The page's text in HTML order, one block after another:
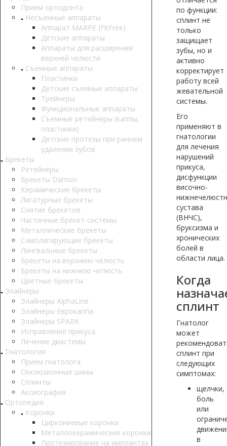
по функции:
сплинт не
только
защищает
зубы, но и
активно
корректирует
работу всей
жевательной
системы.
Его
применяют в
гнатологии
для лечения
нарушений
прикуса,
дисфункции
височно-
сустава
(ВНЧС),
бруксизма и
хронических
болей в
области лица.
Когда
сплинт
Гнатолог
может
сплинт при
следующих
симптомах:
щелчки,
боль
или
в
Прием ортодонта
Несъемные аппараты
Аппарат MARPE (FitFree)
Детские аппараты
Аппараты для расширения
верхней челюсти
Съемные аппараты
Пластинки
Детские съемные аппараты
Трейнеры
Функциональные аппараты
Съемные ретейнеры (каппы,
пластинки)
Детские протезы при раннем
удалении зубов
Брекеты
Ретейнеры
Брекеты Damon
Керамические брекеты
Лигатурные брекеты
Снятие брекетов
Частичные брекет-системы
Металлические брекеты
Самолигирующие брекеты
Лингвальные брекеты
Брекеты на верхнюю челюсть
Брекеты на нижнюю челюсть
Цветные брекеты
Элайнеры
Элайнеры AlphaLine
Элайнеры Еврокаппа
Элайнеры SPARK
Исправление прикуса
Лечение диастемы
Гнатология
Прием гнатолога
Окклюзионные шины
Сплинты
Аксиография
Ортопедия
Коронки
Циркониевые коронки
Металлокерамические коронки
Протезирование на имплантах